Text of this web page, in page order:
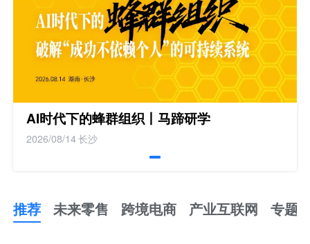
AI时代下的蜂群组织丨马蹄研学
2026/08/14长沙
推荐 未来零售 跨境电商 产业互联网 专题